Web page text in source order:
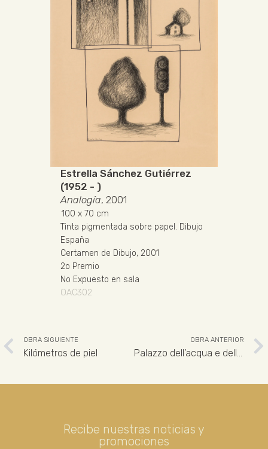
Estrella Sánchez Gutiérrez
(1952 - )
Analogía, 2001
100 x 70 cm
Tinta pigmentada sobre papel . Dibujo
España
Certamen de Dibujo, 2001
2o Premio
No Expuesto en sala
OAC302
OBRA SIGUIENTE
Kilómetros de piel
OBRA ANTERIOR
Palazzo dell’acqua e della luce
Recibe nuestras noticias y
promociones